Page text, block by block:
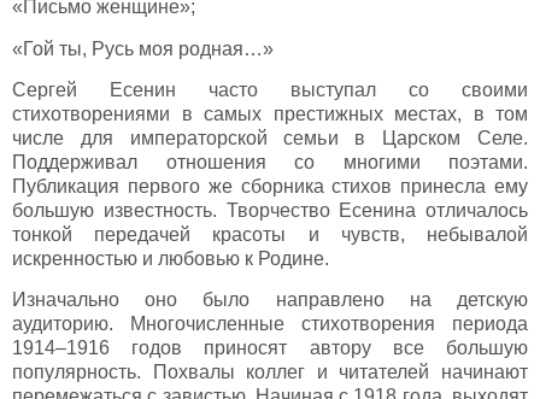
«Письмо женщине»;
«Гой ты, Русь моя родная…»
Сергей Есенин часто выступал со своими
стихотворениями в самых престижных местах, в том
числе для императорской семьи в Царском Селе.
Поддерживал отношения со многими поэтами.
Публикация первого же сборника стихов принесла ему
большую известность. Творчество Есенина отличалось
тонкой передачей красоты и чувств, небывалой
искренностью и любовью к Родине.
Изначально оно было направлено на детскую
аудиторию. Многочисленные стихотворения периода
1914–1916 годов приносят автору все большую
популярность. Похвалы коллег и читателей начинают